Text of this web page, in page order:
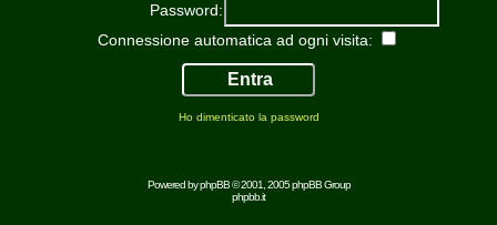
Password:
Connessione automatica ad ogni visita:
Ho dimenticato la password
Powered byphpBB© 2001, 2005 phpBB Group
phpbb.it